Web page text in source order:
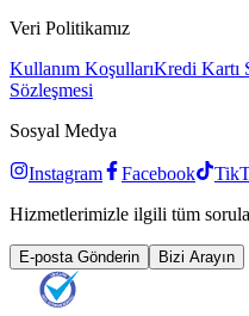
Veri Politikamız
Kullanım KoşullarıKredi Kartı
Sözleşmesi
Sosyal Medya
Instagram Facebook
Hizmetlerimizle ilgili tüm
E-posta Gönderin Bizi Arayın